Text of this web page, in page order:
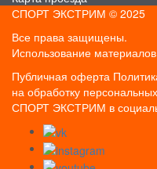
СПОРТ ЭКСТРИМ © 2025
Все права защищены.
Использование
Публичная оферта
на обработку
СПОРТ ЭКСТРИМ в